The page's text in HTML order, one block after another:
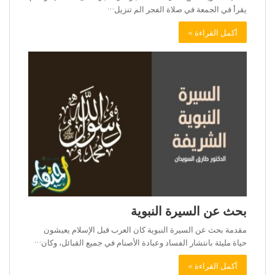
يقرأ في الجمعة في صلاة الفجر الم تنزيل…
أكمل القراءة »
بحث عن السيرة النبوية
مقدمة بحث عن السيرة النبوية كان العرب قبل الإسلام يعيشون
حياة مليئة بانتشار الفساد وعبادة الأصنام في جميع القبائل، وكان…
أكمل القراءة »